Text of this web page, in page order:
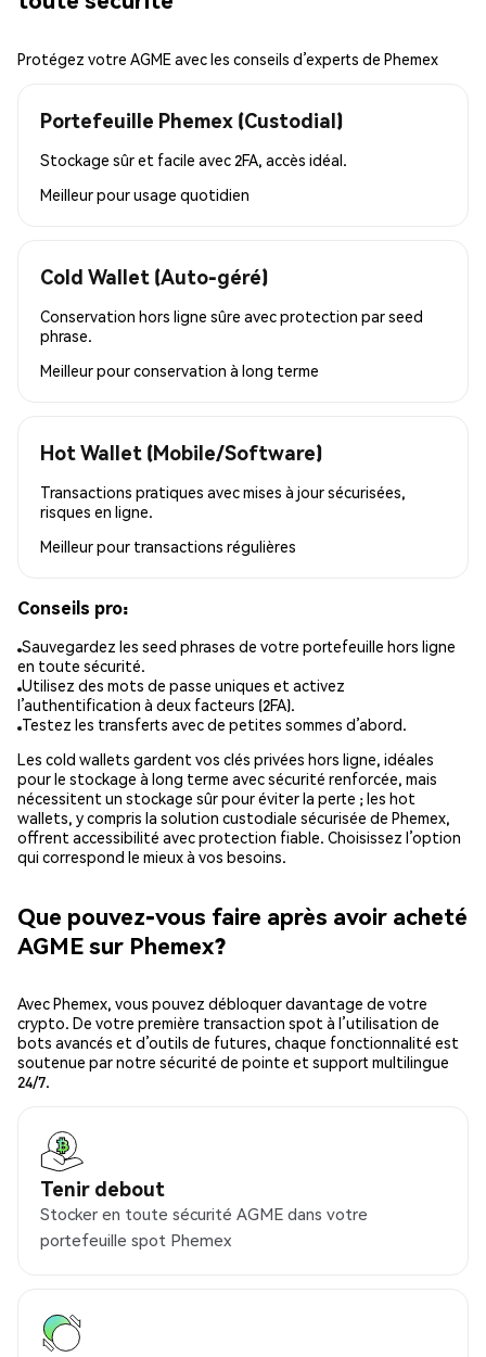
Protégez votre AGME avec les conseils d’experts de Phemex
Portefeuille Phemex (Custodial)
Stockage sûr et facile avec 2FA, accès idéal.
Meilleur pourusage quotidien
Cold Wallet (Auto-géré)
Conservation hors ligne sûre avec protection par seed
phrase.
Meilleur pourconservation à long terme
Hot Wallet (Mobile/Software)
Transactions pratiques avec mises à jour sécurisées,
risques en ligne.
Meilleur pour transactions régulières
Conseils pro:
Sauvegardez les seed phrases de votre portefeuille hors ligne
en toute sécurité.
Utilisez des mots de passe uniques et activez
l’authentification à deux facteurs (2FA).
Testez les transferts avec de petites sommes d’abord.
Les cold wallets gardent vos clés privées hors ligne, idéales
pour le stockage à long terme avec sécurité renforcée, mais
nécessitent un stockage sûr pour éviter la perte ; les hot
wallets, y compris la solution custodiale sécurisée de Phemex,
offrent accessibilité avec protection fiable. Choisissez l’option
qui correspond le mieux à vos besoins.
Que pouvez-vous faire après avoir acheté
AGME sur Phemex?
Avec Phemex, vous pouvez débloquer davantage de votre
crypto. De votre première transaction spot à l’utilisation de
bots avancés et d’outils de futures, chaque fonctionnalité est
soutenue par notre sécurité de pointe et support multilingue
24/7.
Tenir debout
Stocker en toute sécurité AGME dans votre
portefeuille spot Phemex